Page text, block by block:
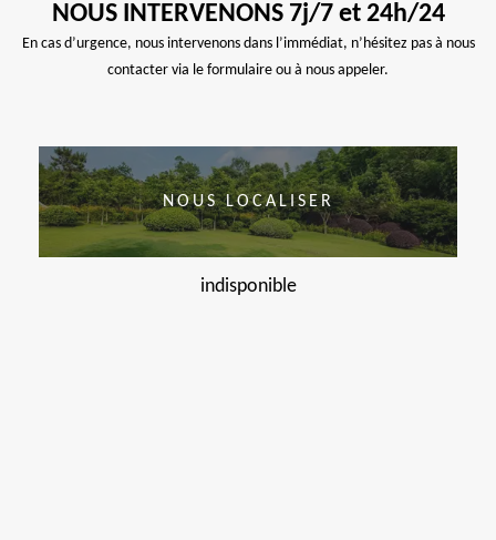
NOUS INTERVENONS 7j/7 et 24h/24
En cas d’urgence, nous intervenons dans l’immédiat, n’hésitez pas à nous
contacter via le formulaire ou à nous appeler.
NOUS LOCALISER
indisponible